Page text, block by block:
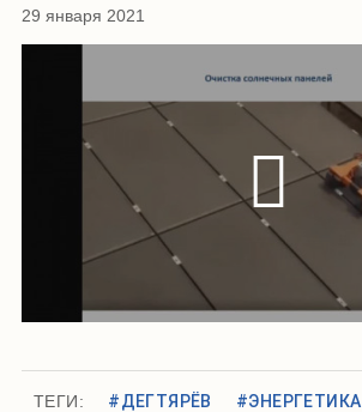
29 января 2021
ТЕГИ: #ДЕГТЯРЁВ #ЭНЕРГЕТИКА